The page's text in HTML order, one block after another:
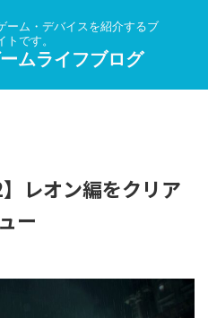
ーム・デバイスを紹介するブ
トです。
ムライフブログ
】レオン編をクリア
ー